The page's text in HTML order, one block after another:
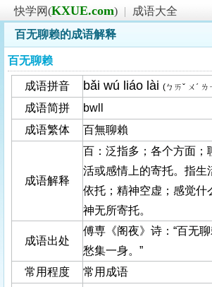
快学网(KXUE.com) |
成语大全
百无聊赖的成语解释
百无聊赖
成语拼音 bǎi wú liáo lài (ㄅㄞˇ ㄨˊ ㄌ
成语简拼
bwll
成语繁体
百無聊賴
成语解释
百：泛指多；各个方面；
活或感情上的寄托。指生
依托；精神空虚；感觉什
神无所寄托。
成语出处
傅専《阁夜》诗：“百无
愁集一身。”
常用程度
常用成语